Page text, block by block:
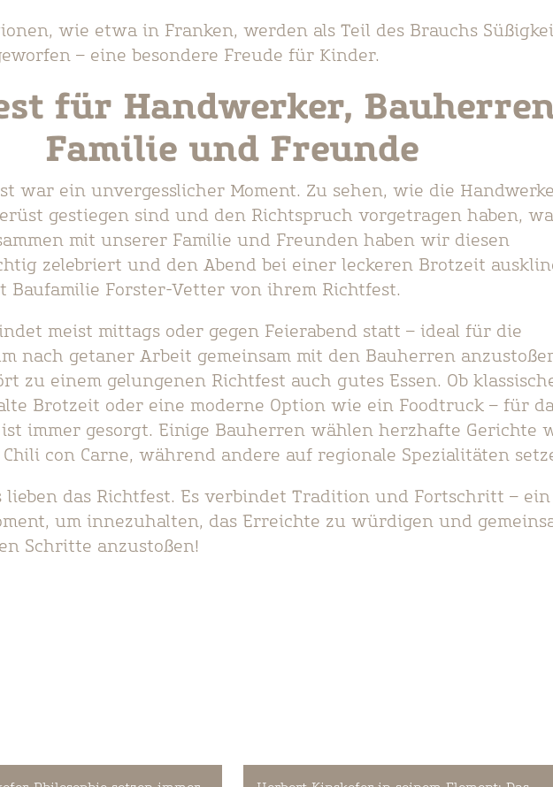
wie etwa in Franken, werden als Teil des Brauchs
– eine besondere Freude für Kinder.
für Handwerker,
Familie und Freunde
war ein unvergesslicher Moment. Zu sehen, wie die
gestiegen sind und den Richtspruch vorgetragen haben,
mit unserer Familie und Freunden haben wir diesen
zelebriert und den Abend bei einer leckeren Brotzeit
Baufamilie Forster-Vetter von ihrem Richtfest.
meist mittags oder gegen Feierabend statt – ideal für die
nach getaner Arbeit gemeinsam mit den Bauherren
zu einem gelungenen Richtfest auch gutes Essen. Ob
Brotzeit oder eine moderne Option wie ein Foodtruck – für
immer gesorgt. Einige Bauherren wählen herzhafte Gerichte
con Carne, während andere auf regionale Spezialitäten
lieben das Richtfest. Es verbindet Tradition und Fortschritt – ein
um innezuhalten, das Erreichte zu würdigen und
Schritte anzustoßen!